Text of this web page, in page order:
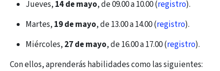
Jueves, 14 de mayo, de 09.00 a 10.00 (registro).
Martes, 19 de mayo, de 13.00 a 14.00 (registro).
Miércoles, 27 de mayo,de 16.00 a 17.00 (registro).
Con ellos, aprenderás habilidades como las siguientes: